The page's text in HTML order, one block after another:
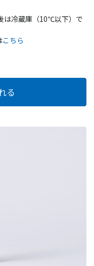
は冷蔵庫（10℃以下）で
こちら